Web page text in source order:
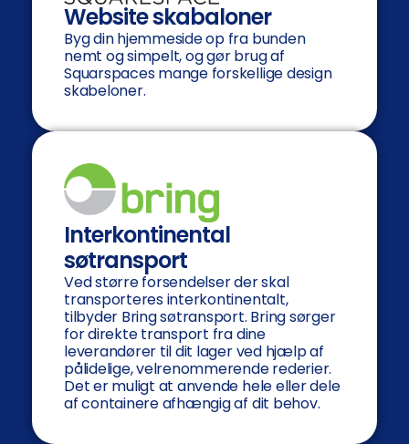
Website skabaloner
Byg din hjemmeside op fra bunden
nemt og simpelt, og gør brug af
Squarspaces mange forskellige design
skabeloner.
Interkontinental
søtransport
Ved større forsendelser der skal
transporteres interkontinentalt,
tilbyder Bring søtransport. Bring sørger
for direkte transport fra dine
leverandører til dit lager ved hjælp af
pålidelige, velrenommerende rederier.
Det er muligt at anvende hele eller dele
af containere afhængig af dit behov.